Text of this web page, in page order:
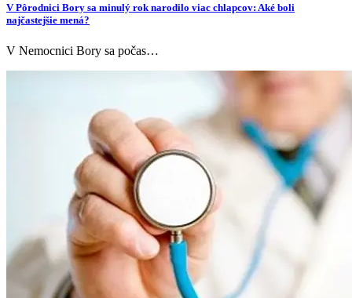
V Pôrodnici Bory sa minulý rok narodilo viac chlapcov: Aké boli
najčastejšie mená?
V Nemocnici Bory sa počas…